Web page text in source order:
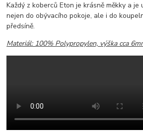
Každý z koberců Eton je krásně měkky a je
nejen do obývacího pokoje, ale i do
předsíně.
Materiál: 100% Polypropylen, výška cca